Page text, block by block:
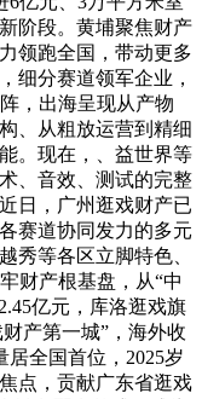
阶段。黄埔聚焦财产
领跑全国，带动更多
细分赛道领军企业，
，出海呈现从产物
、从粗放运营到精细
。现在，、益世界等
、音效、测试的完整
日，广州逛戏财产已
赛道协同发力的多元
秀等各区立脚特色、
财产根基盘，从“中
亿元，库洛逛戏旗
产第一城”，海外收
居全国首位，2025岁
点，贡献广东省逛戏